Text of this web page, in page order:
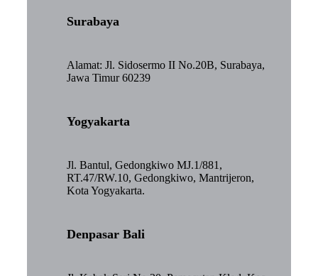
Surabaya
Alamat: Jl. Sidosermo II No.20B, Surabaya,
Jawa Timur 60239
Yogyakarta
Jl. Bantul, Gedongkiwo MJ.1/881,
RT.47/RW.10, Gedongkiwo, Mantrijeron,
Kota Yogyakarta.
Denpasar Bali